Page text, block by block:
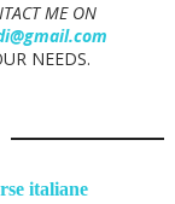
ME ON
NEEDS.
italiane